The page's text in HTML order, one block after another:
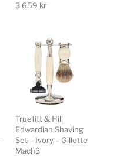
3 659 kr
Truefitt & Hill
Edwardian Shaving
Set – Ivory – Gillette
Mach3